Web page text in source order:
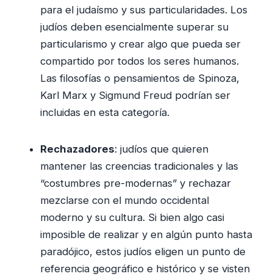
para el judaísmo y sus particularidades. Los
judíos deben esencialmente superar su
particularismo y crear algo que pueda ser
compartido por todos los seres humanos.
Las filosofías o pensamientos de Spinoza,
Karl Marx y Sigmund Freud podrían ser
incluidas en esta categoría.
Rechazadores: judíos que quieren
mantener las creencias tradicionales y las
“costumbres pre-modernas” y rechazar
mezclarse con el mundo occidental
moderno y su cultura. Si bien algo casi
imposible de realizar y en algún punto hasta
paradójico, estos judíos eligen un punto de
referencia geográfico e histórico y se visten